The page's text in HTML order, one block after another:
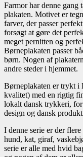
Farmor har denne gang
plakaten. Motivet er
farver, der passer
forsøgt at gøre det
meget pernitten og
Børneplakaten passer
børn. Nogen af
andre steder i hjemmet.
Børneplakaten er trykt i
kvalitet) med en rigtig
lokalt dansk trykkeri,
design og dansk
I denne serie er der
hund, kat, giraf,
serie er alle med hvid